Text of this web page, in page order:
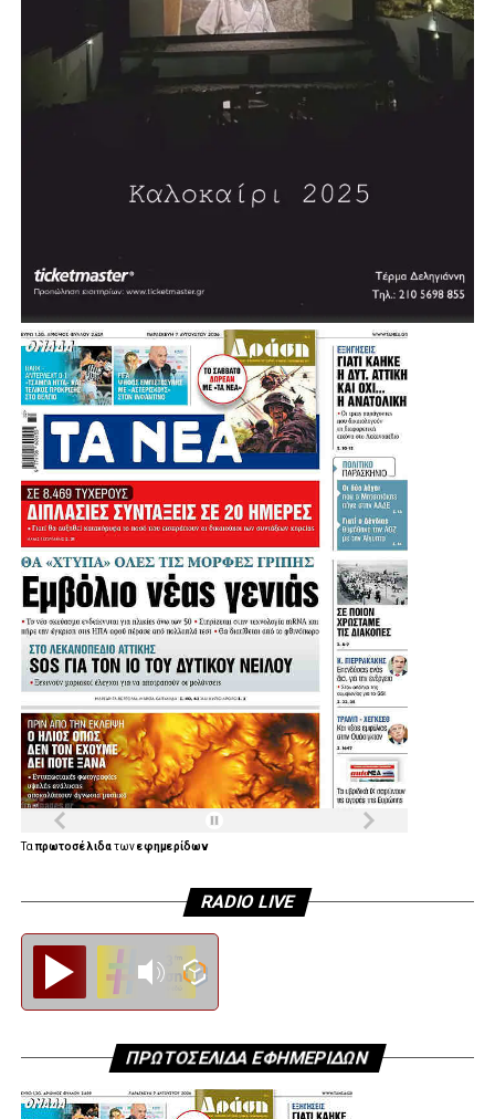
Ταπρωτοσέλιδατωνεφημερίδων
RADIO LIVE
ΠΡΩΤΟΣΕΛΙΔΑ ΕΦΗΜΕΡΙΔΩΝ